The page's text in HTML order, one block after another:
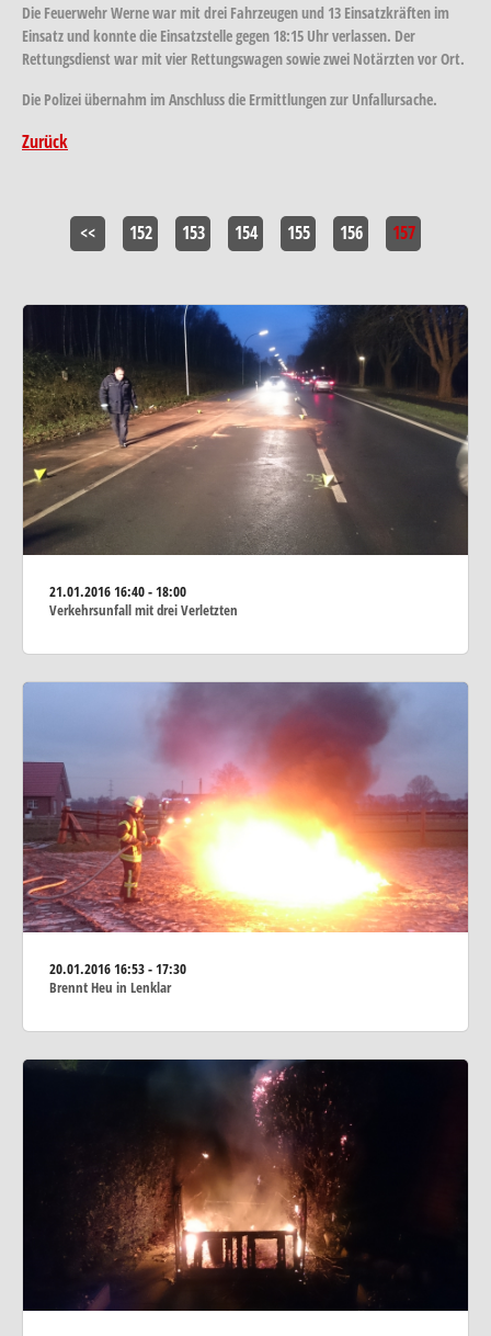
Die Feuerwehr Werne war mit drei Fahrzeugen und 13 Einsatzkräften im
Einsatz und konnte die Einsatzstelle gegen 18:15 Uhr verlassen. Der
Rettungsdienst war mit vier Rettungswagen sowie zwei Notärzten vor Ort.
Die Polizei übernahm im Anschluss die Ermittlungen zur Unfallursache.
Zurück
<< 152 153 154 155 156 157
21.01.201616:40 - 18:00
Verkehrsunfall mit drei Verletzten
20.01.201616:53 - 17:30
Brennt Heu in Lenklar